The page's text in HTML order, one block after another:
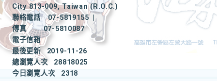
City 813-009, Taiwan (R.O.C.)
聯絡電話
07-5819155
|
傳真
07-5810087
電子信箱
最後更新
2019-11-26
總瀏覽人次
28818025
今日瀏覽人次
2318